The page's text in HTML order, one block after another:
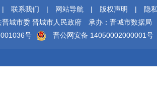
| 联系我们 | 网站导航 | 版权声明 |
隐
晋城市委 晋城市人民政府
承办：晋城市数据局
号
晋公网安备 14050002000001号